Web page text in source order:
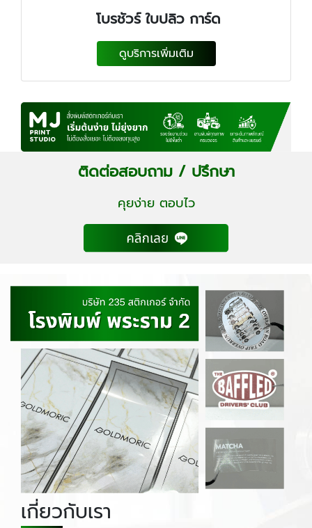
โบรชัวร์ ใบปลิว การ์ด
ดูบริการเพิ่มเติม
ติดต่อสอบถาม / ปรึกษา
คุยง่าย ตอบไว
เกี่ยวกับเรา